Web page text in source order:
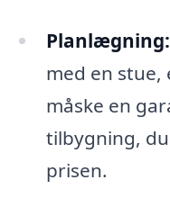
Planlægning:
med en
måske en
tilbygning,
prisen.